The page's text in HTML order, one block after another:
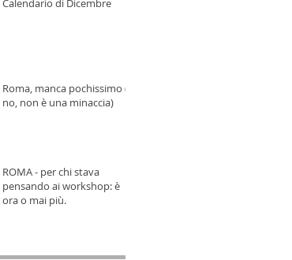
Calendario di Dicembre
Roma, manca pochissimo (e
no, non è una minaccia)
ROMA - per chi stava
pensando ai workshop: è
ora o mai più.